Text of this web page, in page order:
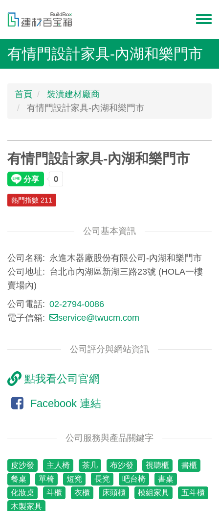
內
menu
有情門設計家具-內湖和樂門市
首頁
裝潢建材廠商
有情門設計家具-內湖和樂門市
有情門設計家具-內湖和樂門市
熱門指數 211
公司基本資訊
公司名稱
永進木器廠股份有限公司-內湖和樂門市
公司地址
台北市內湖區新湖三路23號 (HOLA一樓
賣場內)
公司電話
02-2794-0086
電子信箱
service@twucm.com
公司評分與網站資訊
點我看公司官網
Facebook 連結
公司服務與產品關鍵字
皮沙發 主人椅 茶几 布沙發 視聽櫃
書櫃
餐桌
單椅 短凳 長凳 吧台椅
書桌
化妝桌
斗櫃 衣櫃 床頭櫃 模組家具
五斗櫃
木製家具